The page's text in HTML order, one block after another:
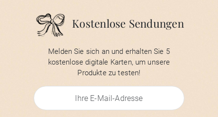
Kostenlose Sendungen
Melden Sie sich an und erhalten Sie 5
kostenlose digitale Karten, um unsere
Produkte zu testen!